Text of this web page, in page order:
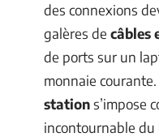
des connexions
galères de câbles
de ports sur un
monnaie courante.
stations’impose
incontournable